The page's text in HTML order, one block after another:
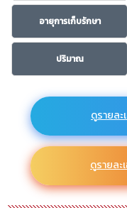
อายุการเก็บรักษา
ปริมาณ
ดูรายละ
ดูรายละ